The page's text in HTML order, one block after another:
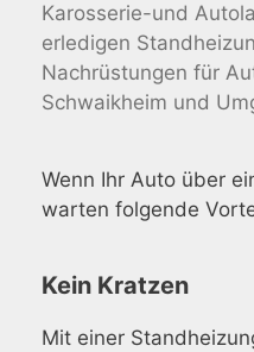
Karosserie-und
erledigen
Nachrüstungen für
Schwaikheim und
Wenn Ihr Auto über
warten folgende
Kein Kratzen
Mit einer